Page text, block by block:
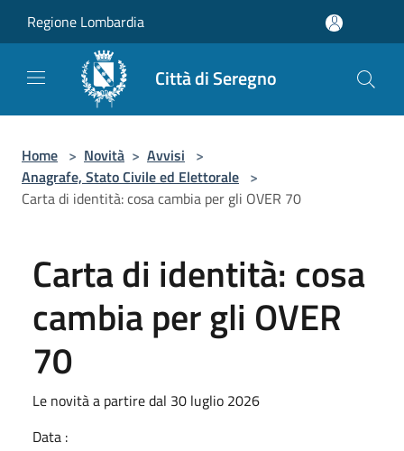
Regione Lombardia
Città di Seregno
Home > Novità > Avvisi >
Anagrafe, Stato Civile ed Elettorale >
Carta di identità: cosa cambia per gli OVER 70
Carta di identità: cosa
cambia per gli OVER
70
Le novità a partire dal 30 luglio 2026
Data :